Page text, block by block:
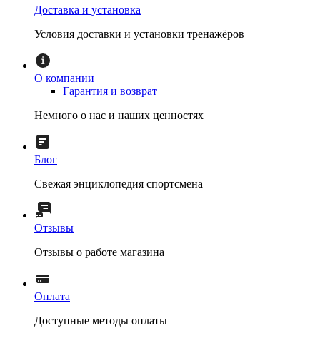
Доставка и установка
Условия доставки и установки тренажёров
О компании
Гарантия и возврат
Немного о нас и наших ценностях
Блог
Свежая энциклопедия спортсмена
Отзывы
Отзывы о работе магазина
Оплата
Доступные методы оплаты